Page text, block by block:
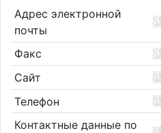
Адрес электронной
почты
Факс
Сайт
Телефон
Контактные данные по